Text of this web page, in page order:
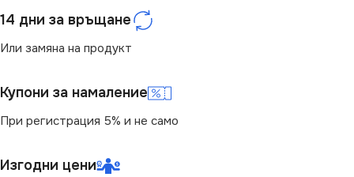
14 дни за връщане
Или замяна на продукт
Купони за намаление
При регистрация 5% и не само
Изгодни цени